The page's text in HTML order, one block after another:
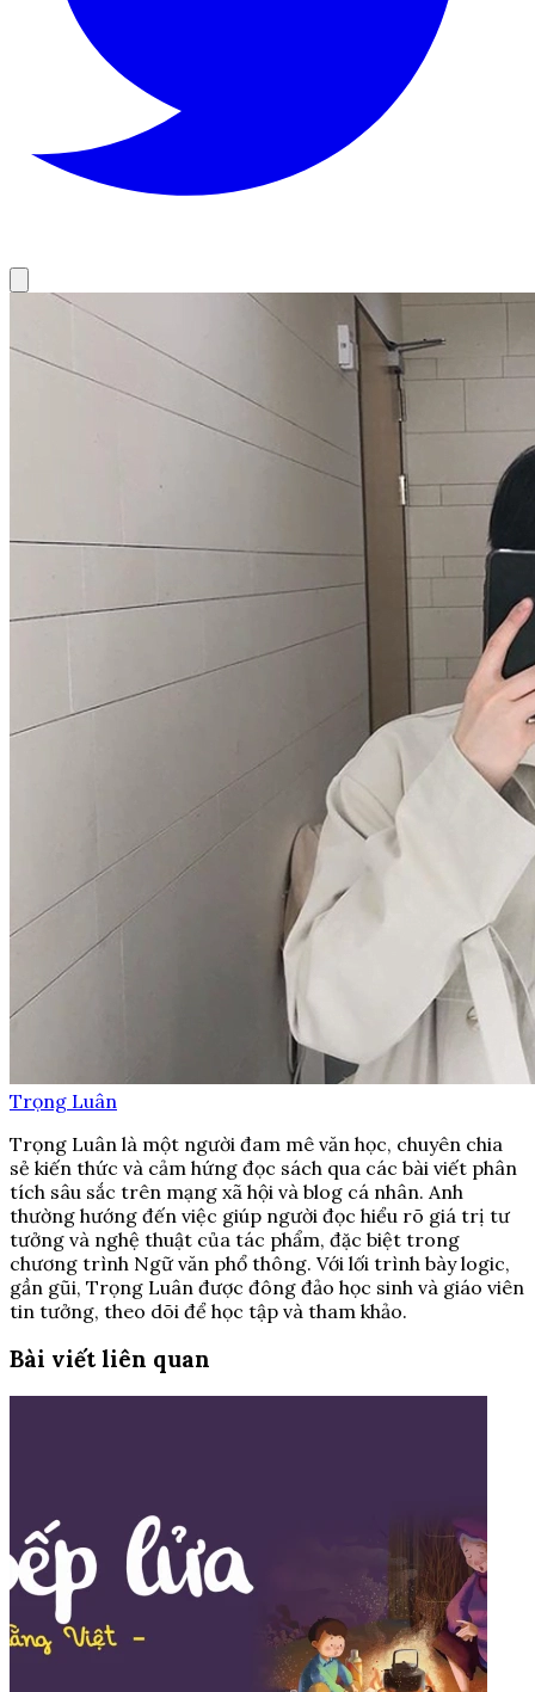
Trọng Luân
Trọng Luân là một người đam mê văn học, chuyên chia
sẻ kiến thức và cảm hứng đọc sách qua các bài viết phân
tích sâu sắc trên mạng xã hội và blog cá nhân. Anh
thường hướng đến việc giúp người đọc hiểu rõ giá trị tư
tưởng và nghệ thuật của tác phẩm, đặc biệt trong
chương trình Ngữ văn phổ thông. Với lối trình bày logic,
gần gũi, Trọng Luân được đông đảo học sinh và giáo viên
tin tưởng, theo dõi để học tập và tham khảo.
Bài viết liên quan